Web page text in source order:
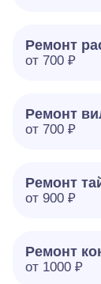
Ремонт
от 700 ₽
Ремонт
от 700 ₽
Ремонт
от 900 ₽
Ремонт
от 1000 ₽